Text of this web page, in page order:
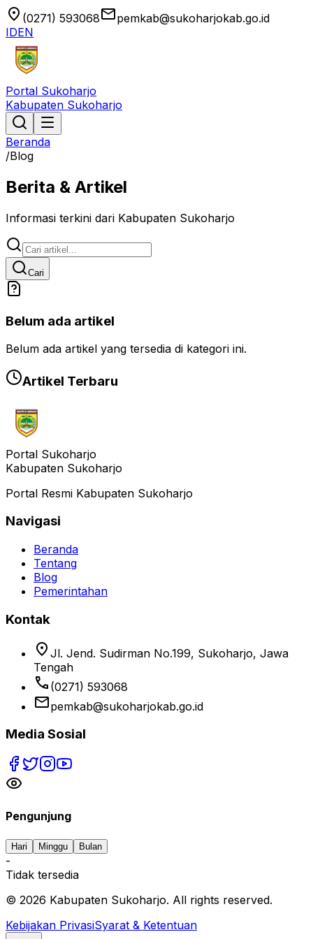
location_on (0271) 593068emailpemkab@sukoharjokab.go.id
IDEN
Portal Sukoharjo
Kabupaten Sukoharjo
Beranda
/Blog
Berita & Artikel
Informasi terkini dari Kabupaten Sukoharjo
Cari
Belum ada artikel
Belum ada artikel yang tersedia di kategori ini.
Artikel Terbaru
Portal Sukoharjo
Kabupaten Sukoharjo
Portal Resmi Kabupaten Sukoharjo
Navigasi
Beranda
Tentang
Blog
Pemerintahan
Kontak
location_on Jl. Jend. Sudirman No.199, Sukoharjo, Jawa
Tengah
phone (0271) 593068
emailpemkab@sukoharjokab.go.id
Media Sosial
Pengunjung
Hari Minggu Bulan
-
Tidak tersedia
© 2026 Kabupaten Sukoharjo. All rights reserved.
Kebijakan PrivasiSyarat & Ketentuan